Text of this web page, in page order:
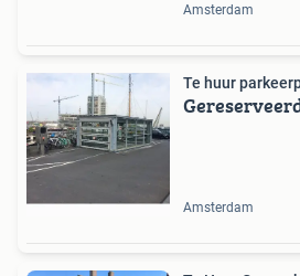
Amsterdam
Te huur
Amsterdam